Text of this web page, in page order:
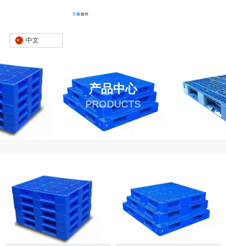
中文
产品中心
PRODUCTS